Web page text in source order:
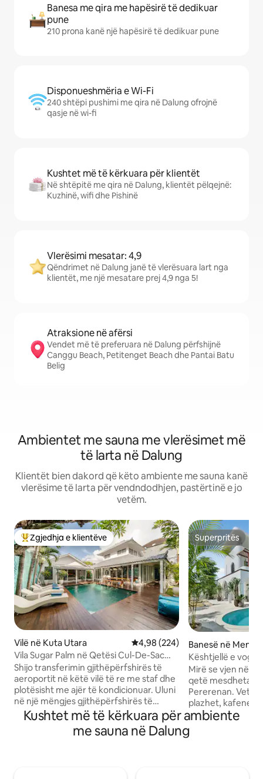
Banesa me qira me hapësirë të dedikuar
pune
210 prona kanë një hapësirë të dedikuar pune
Disponueshmëria e Wi-Fi
240 shtëpi pushimi me qira në Dalung ofrojnë
qasje në wi-fi
Kushtet më të kërkuara për klientët
Në shtëpitë me qira në Dalung, klientët pëlqejnë:
Kuzhinë, wifi dhe Pishinë
Vlerësimi mesatar: 4,9
Qëndrimet në Dalung janë të vlerësuara lart nga
klientët, me një mesatare prej 4,9 nga 5!
Atraksione në afërsi
Vendet më të preferuara në Dalung përfshijnë
Canggu Beach, Petitenget Beach dhe Pantai Batu
Belig
Ambientet me sauna me vlerësimet më
të larta në Dalung
Klientët bien dakord që këto ambiente me sauna kanë
vlerësime të larta për vendndodhjen, pastërtinë e jo
vetëm.
Më të mirat e zgjedhjeve të klientëve
Zgjedhja e klientëve
Vilë në Kuta Utara Vlerësimi mesatar 4,98 nga 5,
4,98 (224)
Vila Sugar Palm në Qetësi Cul-De-Sac
pranë qendrës tregtare Seminyak
Shijo transferimin gjithëpërfshirës të
aeroportit në këtë vilë të re me staf dhe
plotësisht me ajër të kondicionuar. Uluni
në një mëngjes gjithëpërfshirës të
gatuar çdo mëngjes, së bashku me
kafenë Delonghi. Për argëtim, ndizni 5
televizorët inteligjentë me Netflix. * Ajër
Superpritës
Superpritës
Banesë në
Kështjellë e
me 4 dhoma
Mirë se vjen në
qetë mesdhetar
Pererenan.
plazhet,
gjitha vendet më
dhënë ekuilibrin
Kushtet më të kërkuara për ambiente
me sauna në Dalung